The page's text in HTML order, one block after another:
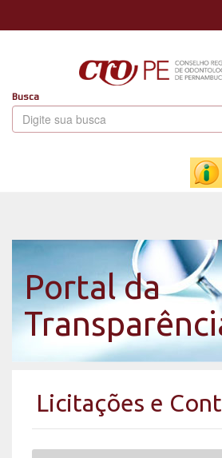
Busca
Portal da
Licitações e